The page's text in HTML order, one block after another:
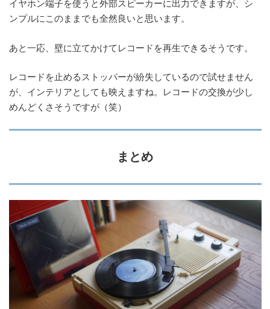
イヤホン端子を使うと外部スピーカーに出力できますが、シ
ンプルにこのままでも全然良いと思います。
あと一応、壁に立てかけてレコードを再生できるそうです。
レコードを止めるストッパーが紛失しているので試せません
が、インテリアとしても映えますね。レコードの交換が少し
めんどくさそうですが（笑）
まとめ